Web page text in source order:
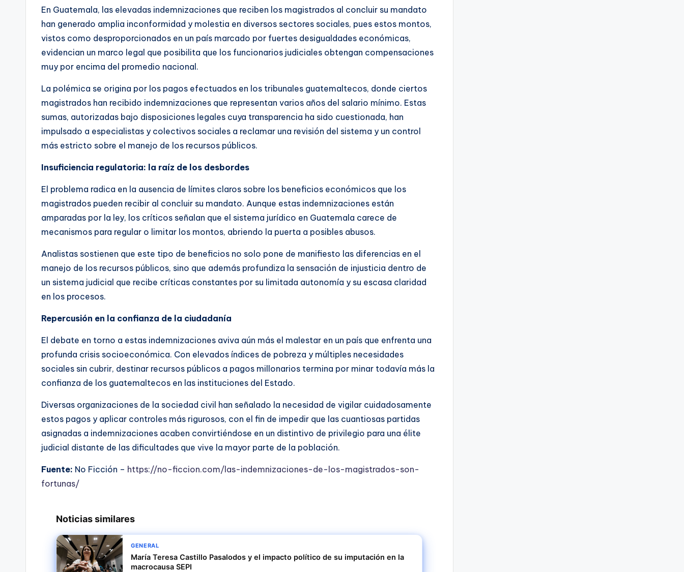
En Guatemala, las elevadas indemnizaciones que reciben los magistrados al concluir su mandato
han generado amplia inconformidad y molestia en diversos sectores sociales, pues estos montos,
vistos como desproporcionados en un país marcado por fuertes desigualdades económicas,
evidencian un marco legal que posibilita que los funcionarios judiciales obtengan compensaciones
muy por encima del promedio nacional.
La polémica se origina por los pagos efectuados en los tribunales guatemaltecos, donde ciertos
magistrados han recibido indemnizaciones que representan varios años del salario mínimo. Estas
sumas, autorizadas bajo disposiciones legales cuya transparencia ha sido cuestionada, han
impulsado a especialistas y colectivos sociales a reclamar una revisión del sistema y un control
más estricto sobre el manejo de los recursos públicos.
Insuficiencia regulatoria: la raíz de los desbordes
El problema radica en la ausencia de límites claros sobre los beneficios económicos que los
magistrados pueden recibir al concluir su mandato. Aunque estas indemnizaciones están
amparadas por la ley, los críticos señalan que el sistema jurídico en Guatemala carece de
mecanismos para regular o limitar los montos, abriendo la puerta a posibles abusos.
Analistas sostienen que este tipo de beneficios no solo pone de manifiesto las diferencias en el
manejo de los recursos públicos, sino que además profundiza la sensación de injusticia dentro de
un sistema judicial que recibe críticas constantes por su limitada autonomía y su escasa claridad
en los procesos.
Repercusión en la confianza de la ciudadanía
El debate en torno a estas indemnizaciones aviva aún más el malestar en un país que enfrenta una
profunda crisis socioeconómica. Con elevados índices de pobreza y múltiples necesidades
sociales sin cubrir, destinar recursos públicos a pagos millonarios termina por minar todavía más la
confianza de los guatemaltecos en las instituciones del Estado.
Diversas organizaciones de la sociedad civil han señalado la necesidad de vigilar cuidadosamente
estos pagos y aplicar controles más rigurosos, con el fin de impedir que las cuantiosas partidas
asignadas a indemnizaciones acaben convirtiéndose en un distintivo de privilegio para una élite
judicial distante de las dificultades que vive la mayor parte de la población.
Fuente: No Ficción – https://no-ficcion.com/las-indemnizaciones-de-los-magistrados-son-
fortunas/
Noticias similares
GENERAL
María Teresa Castillo Pasalodos y el impacto político de su imputación en la
macrocausa SEPI